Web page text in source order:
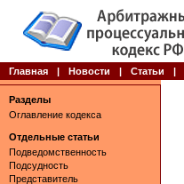
Главная | Новости | Статьи |
Разделы
Оглавление кодекса
Отдельные статьи
Подведомственность
Подсудность
Представитель